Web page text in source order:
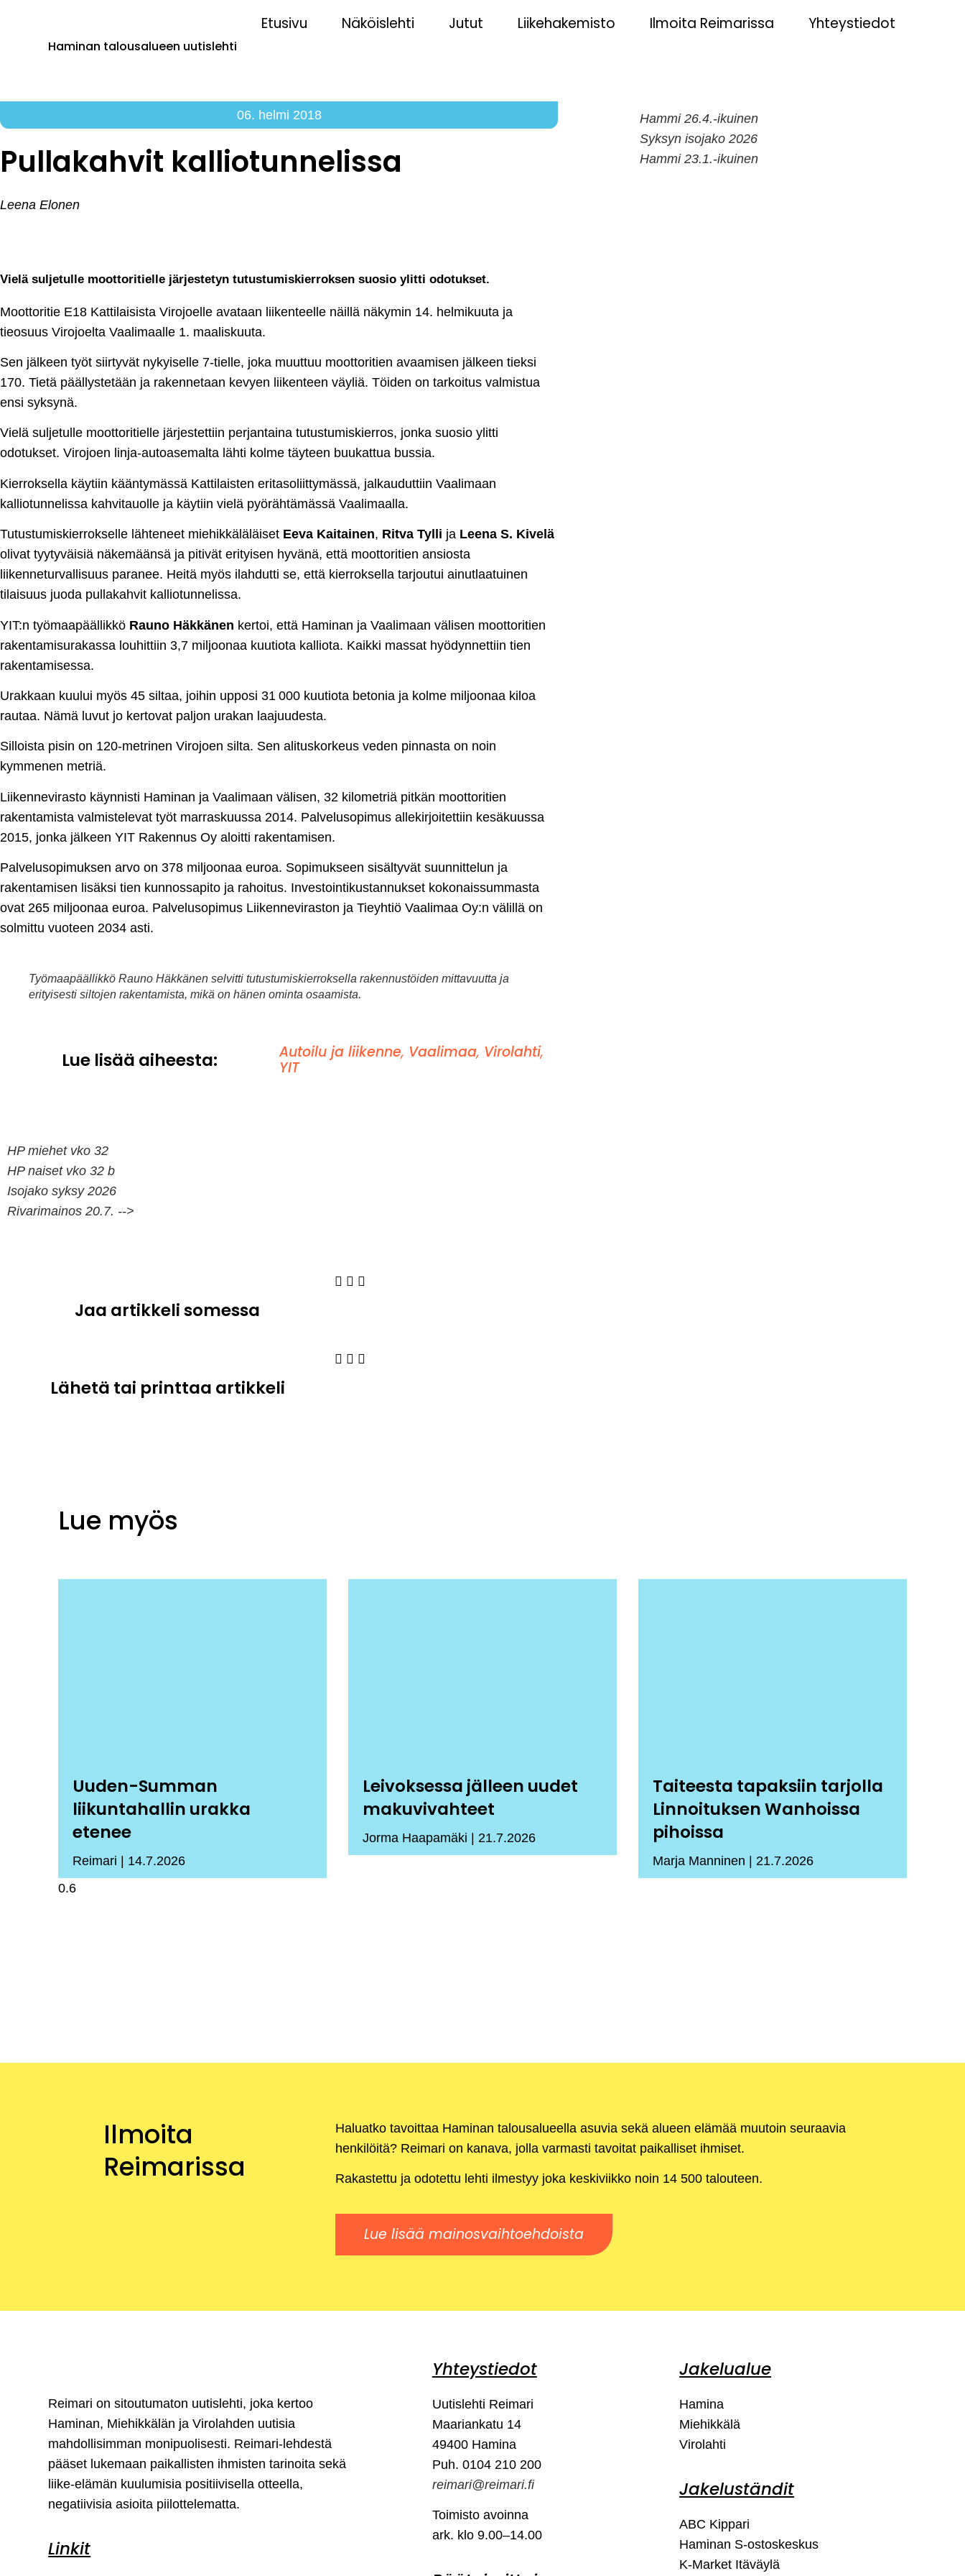
Haminan talousalueen uutislehti
Etusivu Näköislehti Jutut Liikehakemisto Ilmoita Reimarissa Yhteystiedot
06. helmi 2018
Pullakahvit kalliotunnelissa
Leena Elonen
Vielä suljetulle moottoritielle järjestetyn tutustumiskierroksen suosio ylitti odotukset.
Moottoritie E18 Kattilaisista Virojoelle avataan liikenteelle näillä näkymin 14. helmikuuta ja
tieosuus Virojoelta Vaalimaalle 1. maaliskuuta.
Sen jälkeen työt siirtyvät nykyiselle 7-tielle, joka muuttuu moottoritien avaamisen jälkeen tieksi
170. Tietä päällystetään ja rakennetaan kevyen liikenteen väyliä. Töiden on tarkoitus valmistua
ensi syksynä.
Vielä suljetulle moottoritielle järjestettiin perjantaina tutustumiskierros, jonka suosio ylitti
odotukset. Virojoen linja-autoasemalta lähti kolme täyteen buukattua bussia.
Kierroksella käytiin kääntymässä Kattilaisten eritasoliittymässä, jalkauduttiin Vaalimaan
kalliotunnelissa kahvitauolle ja käytiin vielä pyörähtämässä Vaalimaalla.
Tutustumiskierrokselle lähteneet miehikkäläläiset Eeva Kaitainen, Ritva Tylli ja Leena S. Kivelä
olivat tyytyväisiä näkemäänsä ja pitivät erityisen hyvänä, että moottoritien ansiosta
liikenneturvallisuus paranee. Heitä myös ilahdutti se, että kierroksella tarjoutui ainutlaatuinen
tilaisuus juoda pullakahvit kalliotunnelissa.
YIT:n työmaapäällikkö Rauno Häkkänen kertoi, että Haminan ja Vaalimaan välisen moottoritien
rakentamisurakassa louhittiin 3,7 miljoonaa kuutiota kalliota. Kaikki massat hyödynnettiin tien
rakentamisessa.
Urakkaan kuului myös 45 siltaa, joihin upposi 31 000 kuutiota betonia ja kolme miljoonaa kiloa
rautaa. Nämä luvut jo kertovat paljon urakan laajuudesta.
Silloista pisin on 120-metrinen Virojoen silta. Sen alituskorkeus veden pinnasta on noin
kymmenen metriä.
Liikennevirasto käynnisti Haminan ja Vaalimaan välisen, 32 kilometriä pitkän moottoritien
rakentamista valmistelevat työt marraskuussa 2014. Palvelusopimus allekirjoitettiin kesäkuussa
2015, jonka jälkeen YIT Rakennus Oy aloitti rakentamisen.
Palvelusopimuksen arvo on 378 miljoonaa euroa. Sopimukseen sisältyvät suunnittelun ja
rakentamisen lisäksi tien kunnossapito ja rahoitus. Investointikustannukset kokonaissummasta
ovat 265 miljoonaa euroa. Palvelusopimus Liikenneviraston ja Tieyhtiö Vaalimaa Oy:n välillä on
solmittu vuoteen 2034 asti.
Työmaapäällikkö Rauno Häkkänen selvitti tutustumiskierroksella rakennustöiden mittavuutta ja
erityisesti siltojen rakentamista, mikä on hänen ominta osaamista.
Lue lisää aiheesta: Autoilu ja liikenne, Vaalimaa, Virolahti,
YIT
HP miehet vko 32
HP naiset vko 32 b
Isojako syksy 2026
Rivarimainos 20.7. -->
Jaa artikkeli somessa
Lähetä tai printtaa artikkeli
Hammi 26.4.-ikuinen
Syksyn isojako 2026
Hammi 23.1.-ikuinen
Lue myös
Uuden-Summan
liikuntahallin urakka
etenee
Reimari 14.7.2026
Leivoksessa jälleen uudet
makuvivahteet
Jorma Haapamäki 21.7.2026
Taiteesta tapaksiin tarjolla
Linnoituksen Wanhoissa
pihoissa
Marja Manninen 21.7.2026
Ilmoita
Reimarissa
Haluatko tavoittaa Haminan talousalueella asuvia sekä alueen elämää muutoin seuraavia
henkilöitä? Reimari on kanava, jolla varmasti tavoitat paikalliset ihmiset.
Rakastettu ja odotettu lehti ilmestyy joka keskiviikko noin 14 500 talouteen.
Lue lisää mainosvaihtoehdoista
Reimari on sitoutumaton uutislehti, joka kertoo
Haminan, Miehikkälän ja Virolahden uutisia
mahdollisimman monipuolisesti. Reimari-lehdestä
pääset lukemaan paikallisten ihmisten tarinoita sekä
liike-elämän kuulumisia positiivisella otteella,
negatiivisia asioita piilottelematta.
Linkit
Yhteystiedot
Uutislehti Reimari
Maariankatu 14
49400 Hamina
Puh. 0104 210 200
reimari@reimari.fi
Toimisto avoinna
ark. klo 9.00–14.00
Jakelualue
Hamina
Miehikkälä
Virolahti
Jakeluständit
ABC Kippari
Haminan S-ostoskeskus
K-Market Itäväylä